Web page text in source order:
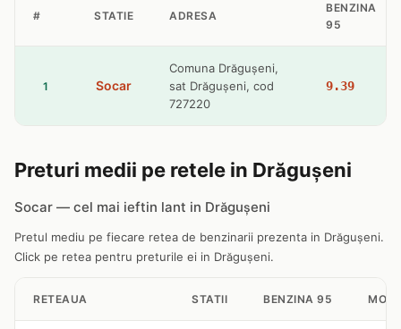
# STATIE ADRESA
BENZINA
95
1 Socar
Comuna Drăguşeni,
sat Drăguşeni, cod
727220
9.39
Preturi medii pe retele in Drăguşeni
Socar — cel mai ieftin lant in Drăguşeni
Pretul mediu pe fiecare retea de benzinarii prezenta in Drăguşeni.
Click pe retea pentru preturile ei in Drăguşeni.
RETEAUA STATII BENZINA 95